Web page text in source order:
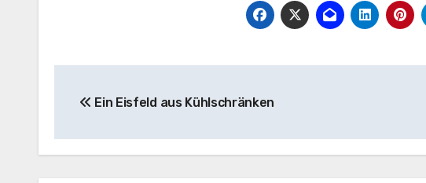
Ein Eisfeld aus Kühlschränken